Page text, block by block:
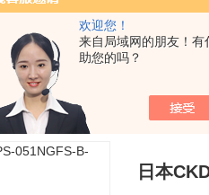
欢迎您！
来自局域网的朋友！有
助您的吗？
MVSD-180-4E1-AC220V代理
日本